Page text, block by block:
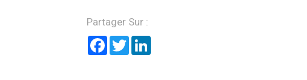
Partager Sur :
Facebook
Twitter